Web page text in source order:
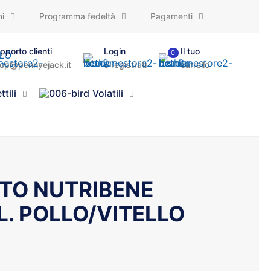
Programma fedeltà Pagamenti
clienti
Login
o registrati
0
Il tuo
carrello
Volatili
NUTRIBENE
POLLO/VITELLO